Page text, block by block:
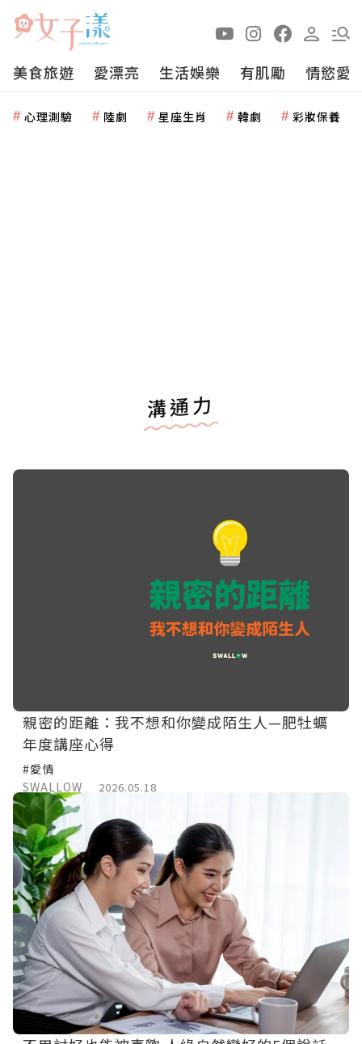
美食旅遊 愛漂亮 生活娛樂 有肌勵 情慾愛
心理測驗 陸劇 星座生肖 韓劇 彩妝保養
溝通力
親密的距離：我不想和你變成陌生人—肥牡蠣
年度講座心得
#愛情
SWALLOW
2026.05.18